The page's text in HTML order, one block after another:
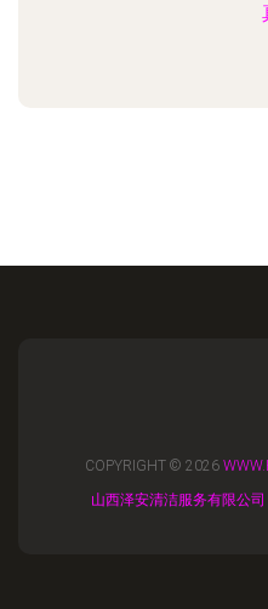
COPYRIGHT © 2026
山西泽安清洁服务有限公司